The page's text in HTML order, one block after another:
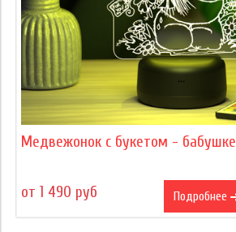
Медвежонок с букетом - бабушке
от 1 490 руб Подробнее